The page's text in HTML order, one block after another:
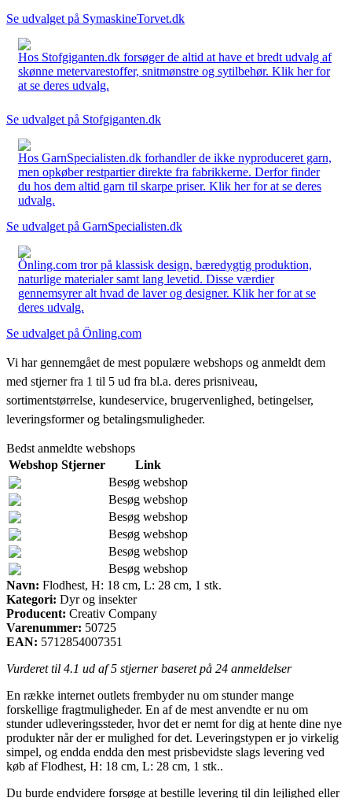
Se udvalget på SymaskineTorvet.dk
Hos Stofgiganten.dk forsøger de altid at have et bredt udvalg af
skønne metervarestoffer, snitmønstre og sytilbehør. Klik her for
at se deres udvalg.
Se udvalget på Stofgiganten.dk
Hos GarnSpecialisten.dk forhandler de ikke nyproduceret garn,
men opkøber restpartier direkte fra fabrikkerne. Derfor finder
du hos dem altid garn til skarpe priser. Klik her for at se deres
udvalg.
Se udvalget på GarnSpecialisten.dk
Önling.com tror på klassisk design, bæredygtig produktion,
naturlige materialer samt lang levetid. Disse værdier
gennemsyrer alt hvad de laver og designer. Klik her for at se
deres udvalg.
Se udvalget på Önling.com
Vi har gennemgået de mest populære webshops og anmeldt dem
med stjerner fra 1 til 5 ud fra bl.a. deres prisniveau,
sortimentstørrelse, kundeservice, brugervenlighed, betingelser,
leveringsformer og betalingsmuligheder.
Bedst anmeldte webshops
Webshop Stjerner
Link
Besøg webshop
Besøg webshop
Besøg webshop
Besøg webshop
Besøg webshop
Besøg webshop
Navn: Flodhest, H: 18 cm, L: 28 cm, 1 stk.
Kategori: Dyr og insekter
Producent: Creativ Company
Varenummer: 50725
EAN: 5712854007351
Vurderet til 4.1 ud af 5 stjerner baseret på 24 anmeldelser
En række internet outlets frembyder nu om stunder mange
forskellige fragtmuligheder. En af de mest anvendte er nu om
stunder udleveringssteder, hvor det er nemt for dig at hente dine nye
produkter når der er mulighed for det. Leveringstypen er jo virkelig
simpel, og endda endda den mest prisbevidste slags levering ved
køb af Flodhest, H: 18 cm, L: 28 cm, 1 stk..
Du burde endvidere forsøge at bestille levering til din lejlighed eller